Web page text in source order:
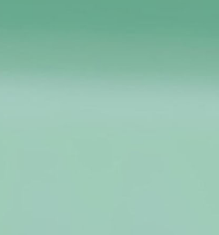
επάνω σε
ανθεκτικά από τα
του υλικού. Τα
δεν περιέχουν